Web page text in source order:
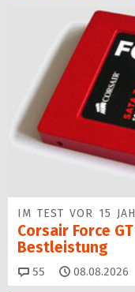
IM TEST VOR 15
Corsair Force
Bestleistung
55 Kommentare
08.08.2026